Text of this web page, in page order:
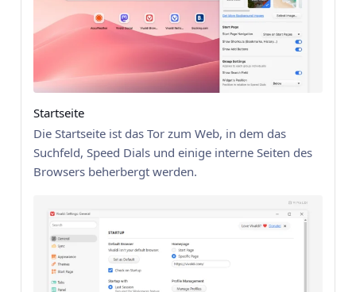
Startseite
Die Startseite ist das Tor zum Web, in dem das
Suchfeld, Speed Dials und einige interne Seiten des
Browsers beherbergt werden.